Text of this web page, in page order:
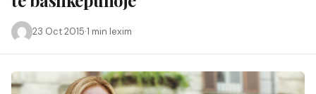
23 Oct 2015·1 min lexim